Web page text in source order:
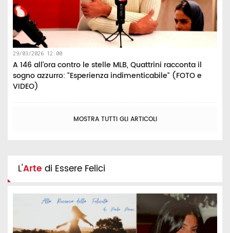
29/03/2026 12:00
A 146 all’ora contro le stelle MLB, Quattrini racconta il
sogno azzurro: "Esperienza indimenticabile" (FOTO e
VIDEO)
MOSTRA TUTTI GLI ARTICOLI
L'Arte di Essere Felici